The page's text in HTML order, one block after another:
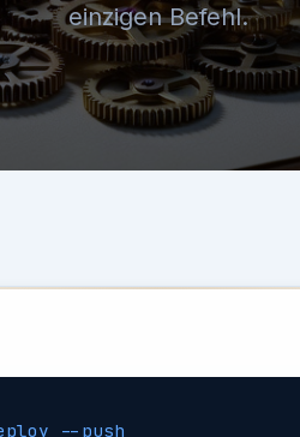
einzigen Befehl.
--push